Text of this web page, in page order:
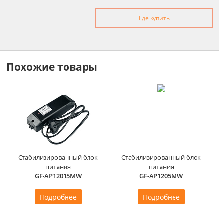
Где купить
Похожие товары
Стабилизированный блок
питания
GF-AP12015MW
Подробнее
Стабилизированный блок
питания
GF-AP1205MW
Подробнее